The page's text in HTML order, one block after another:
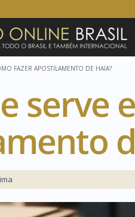
FAZER APOSTILAMENTO DE HAIA?
serve